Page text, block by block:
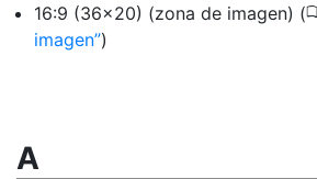
16:9 (36×20) (zona de imagen) (
imagen )
A